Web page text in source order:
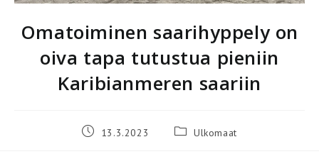
Omatoiminen saarihyppely on
oiva tapa tutustua pieniin
Karibianmeren saariin
Artikkeli13.3.2023
Artikkelin
Ulkomaat